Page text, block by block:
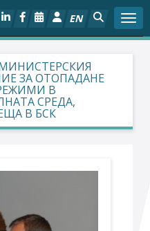
EN
ЗА ОТОПАДАНЕ
В
СРЕДА,
В БСК